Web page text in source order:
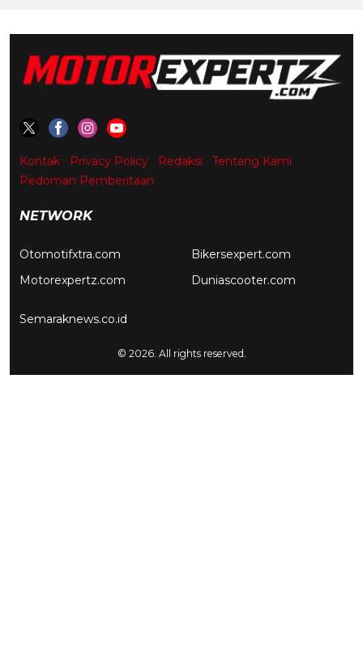
Kontak Privacy Policy Redaksi
Tentang Kami
Pedoman Pemberitaan
NETWORK
Otomotifxtra.com
Motorexpertz.com
Bikersexpert.com
Duniascooter.com
Semaraknews.co.id
© 2026. All rights reserved.